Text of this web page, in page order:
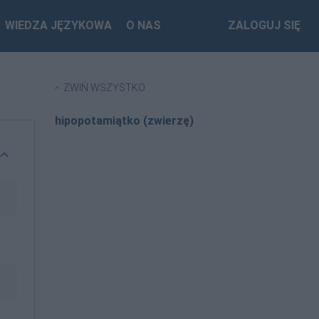
WIEDZA JĘZYKOWA O NAS ZALOGUJ SIĘ
ZWIŃ WSZYSTKO
hipopotamiątko (zwierzę)